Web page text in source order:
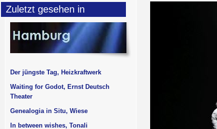
Zuletzt gesehen in
Der jüngste Tag, Heizkraftwerk
Waiting for Godot, Ernst Deutsch
Theater
Genealogia in Situ, Wiese
In between wishes, Tonali